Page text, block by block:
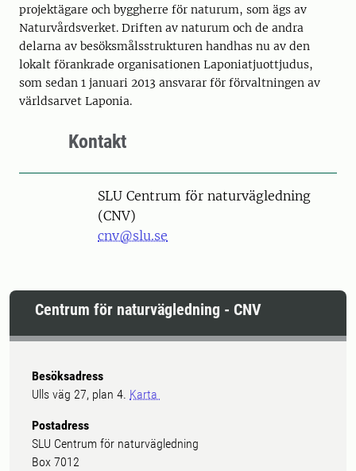
projektägare och byggherre för naturum, som ägs av
Naturvårdsverket. Driften av naturum och de andra
delarna av besöksmålsstrukturen handhas nu av den
lokalt förankrade organisationen Laponiatjuottjudus,
som sedan 1 januari 2013 ansvarar för förvaltningen av
världsarvet Laponia.
Kontakt
SLU Centrum för naturvägledning
(CNV)
cnv@slu.se
Centrum för naturvägledning - CNV
Besöksadress
Ulls väg 27, plan 4. Karta
Postadress
SLU Centrum för naturvägledning
Box 7012